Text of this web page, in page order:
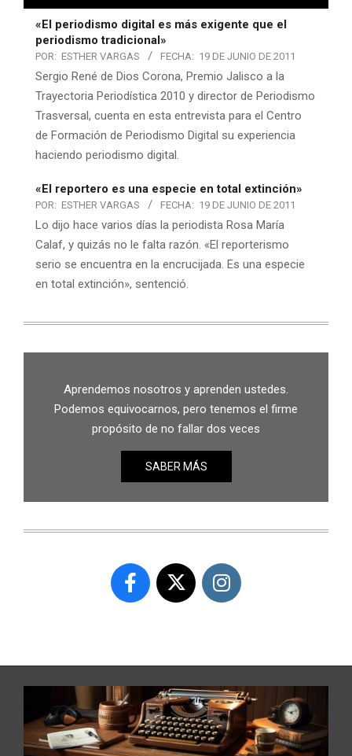
«El periodismo digital es más exigente que el
periodismo tradicional»
POR: ESTHER VARGAS FECHA: 19 DE JUNIO DE 2011
Sergio René de Dios Corona, Premio Jalisco a la
Trayectoria Periodística 2010 y director de Periodismo
Trasversal, cuenta en esta entrevista para el Centro
de Formación de Periodismo Digital su experiencia
haciendo periodismo digital.
«El reportero es una especie en total extinción»
POR: ESTHER VARGAS FECHA: 19 DE JUNIO DE 2011
Lo dijo hace varios días la periodista Rosa María
Calaf, y quizás no le falta razón. «El reporterismo
serio se encuentra en la encrucijada. Es una especie
en total extinción», sentenció.
Aprendemos nosotros y aprenden ustedes.
Podemos equivocarnos, pero tenemos el firme
propósito de no fallar dos veces
SABER MÁS